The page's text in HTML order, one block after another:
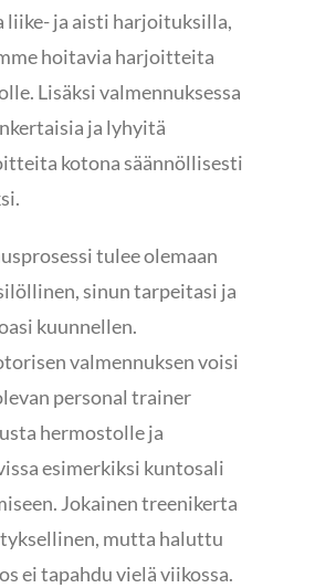
liike- ja aisti harjoituksilla,
hoitavia harjoitteita
Lisäksi valmennuksessa
ja lyhyitä
kotona säännöllisesti
tulee olemaan
sinun tarpeitasi ja
kuunnellen.
valmennuksen voisi
personal trainer
hermostolle ja
esimerkiksi kuntosali
Jokainen treenikerta
mutta haluttu
ei tapahdu vielä viikossa.